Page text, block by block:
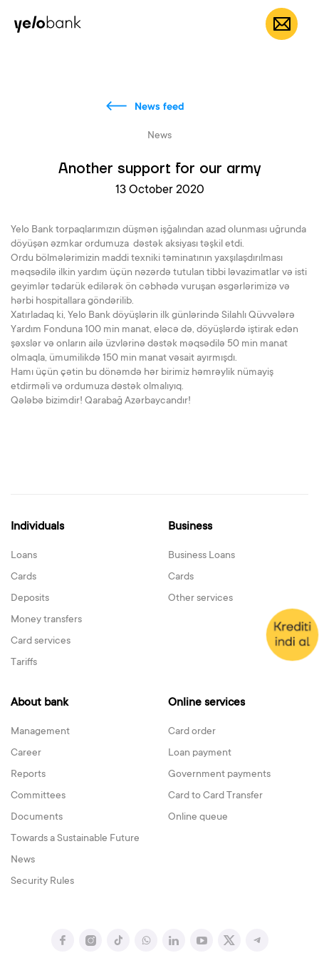
Individuals EN
News feed
News
Another support for our army
13 October 2020
Yelo Bank torpaqlarımızın düşmən işğalından azad olunması uğrunda
döyüşən əzmkar ordumuza dəstək aksiyası təşkil etdi.
Ordu bölmələrimizin maddi texniki təminatının yaxşılaşdırılması
məqsədilə ilkin yardım üçün nəzərdə tutulan tibbi ləvazimatlar və isti
geyimlər tədarük edilərək ön cəbhədə vuruşan əsgərlərimizə və
hərbi hospitallara göndərilib.
Xatırladaq ki, Yelo Bank döyüşlərin ilk günlərində Silahlı Qüvvələrə
Yardım Fonduna 100 min manat, eləcə də, döyüşlərdə iştirak edən
şəxslər və onların ailə üzvlərinə dəstək məqsədilə 50 min manat
olmaqla, ümumilikdə 150 min manat vəsait ayırmışdı.
Hamı üçün çətin bu dönəmdə hər birimiz həmrəylik nümayiş
etdirməli və ordumuza dəstək olmalıyıq.
Qələbə bizimdir! Qarabağ Azərbaycandır!
Individuals
Loans
Cards
Deposits
Money transfers
Card services
Tariffs
Business
Business Loans
Cards
Other services
About bank
Management
Career
Reports
Committees
Documents
Towards a Sustainable Future
News
Security Rules
Online services
Card order
Loan payment
Government payments
Card to Card Transfer
Online queue